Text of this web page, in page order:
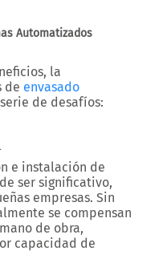
Automatizados
la
de envasado
de desafíos:
e instalación de
ser significativo,
empresas. Sin
se compensan
de obra,
capacidad de